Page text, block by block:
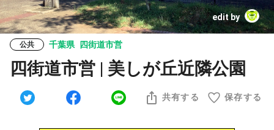
edit by
公共 千葉県 四街道市営
四街道市営 | 美しが丘近隣公園
共有する 保存する